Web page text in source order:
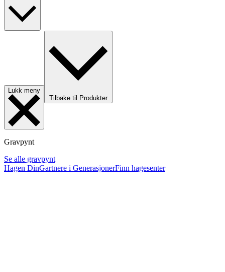
Lukk meny
Tilbake til Produkter
Gravpynt
Se alle gravpynt
Hagen DinGartnere i GenerasjonerFinn hagesenter